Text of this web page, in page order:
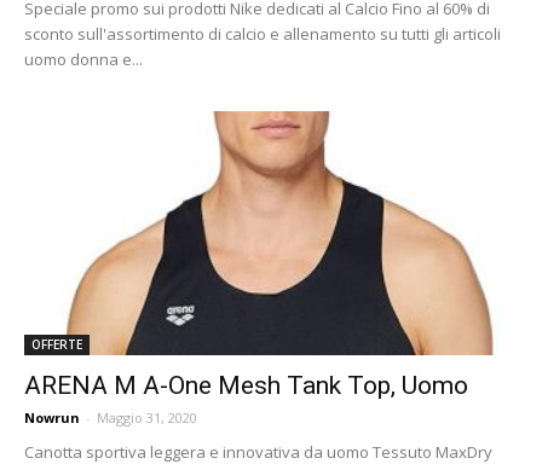
Speciale promo sui prodotti Nike dedicati al Calcio Fino al 60% di
sconto sull'assortimento di calcio e allenamento su tutti gli articoli
uomo donna e...
OFFERTE
ARENA M A-One Mesh Tank Top, Uomo
Nowrun - Maggio 31, 2020
Canotta sportiva leggera e innovativa da uomo Tessuto MaxDry